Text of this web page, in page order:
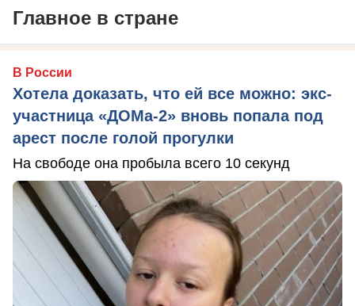
Главное в стране
В России
Хотела доказать, что ей все можно: экс-
участница «ДОМа-2» вновь попала под
арест после голой прогулки
На свободе она пробыла всего 10 секунд